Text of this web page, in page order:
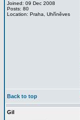
Joined: 09 Dec 2008
Posts: 80
Location: Praha, Uhříněves
Back to top
Gil